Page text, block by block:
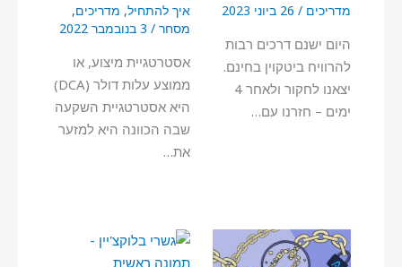
מדריכים / 26 ביוני 2023
היום ישנם דרכים רבות
להרוויח ביטקוין בחינם.
יצאנו לחקור ולאחר 4
ימים – חזרנו עם…
איך להתחיל, מדריכים,
מסחר / 3 בנובמבר 2022
אסטרטגיית מיצוע, או
ממוצע עלות דולר (DCA)
היא אסטרטגיית השקעה
שבה הכוונה היא למזער
את…